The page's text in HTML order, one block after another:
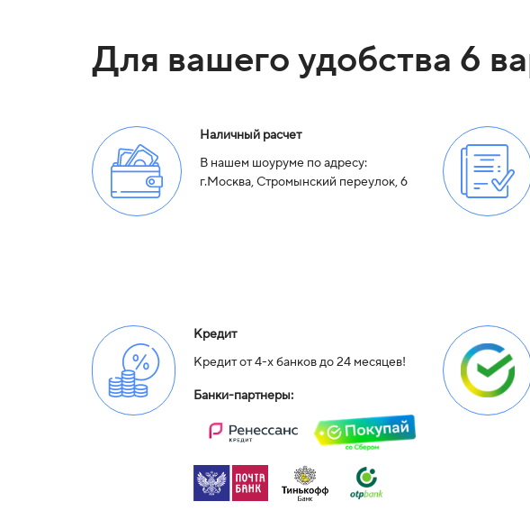
Для вашего удобства 6
Наличный расчет
В нашем шоуруме по адресу:
г.Москва, Стромынский переулок, 6
Кредит
Кредит от 4-х банков до 24 месяцев!
Банки-партнеры: